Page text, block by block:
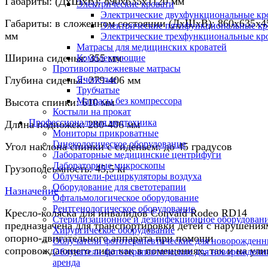
Электрические кровати
Электрические двухфункциональные
Электрические пятифункциональные
Электрические трехфункциональные
Матрасы для медицинских кроватей
Комплектующие
Противопролежневые матрасы
Ячеистые
Трубчатые
Матрасы без компрессора
Костыли на прокат
Профессиональная медтехника
Мониторы прикроватные
Гинекологическое оборудование
Лабораторные медицинские центрифуги
Лабораторные микроскопы
Облучатели-рециркуляторы воздуха
Оборудование для светотерапии
Офтальмологическое оборудование
Рентгенологическое оборудование
Стерилизационное и дезинфекционное
Хирургическое оборудование
Облучатели фототерапевтические для
Облучатели фототерапевтические для
аренда
Габариты: в сложенном состоянии (ДхШхВ):
мм
Ширина сиденья: 355 мм
Глубина сиденья: 279-406 мм
Высота спинки: 610 мм
Длина подножек: 280-406 мм
Угол наклона спинки с сиденьем: до 45 градусов
Грузоподеъмность: 45,5 кг
Назначение
Кресло-коляска для инвалидов Convaid Rodeo RD14
предназначена для транспортировки детей с
опорно-двигательного аппарата при помощи
сопровождающего лица как в помещениях, так и на